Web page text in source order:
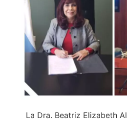
La Dra. Beatriz Elizabeth